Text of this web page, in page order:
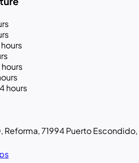
hours
Reforma, 71994 Puerto Escondido,